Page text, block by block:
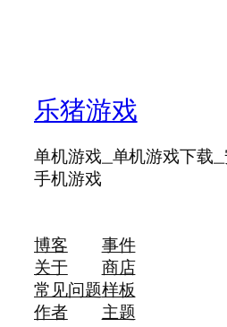
乐猪游戏
单机游戏_单机游戏下载
手机游戏
博客
关于
常见问题
作者
事件
商店
样板
主题